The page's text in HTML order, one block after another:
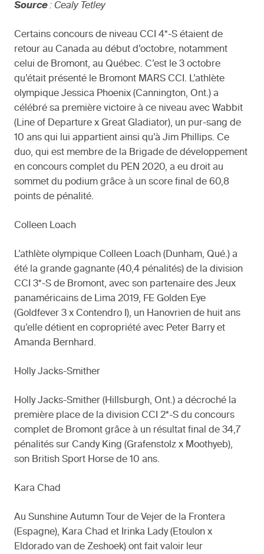
Source: Cealy Tetley
Certains concours de niveau CCI 4*-S étaient de
retour au Canada au début d’octobre, notamment
celui de Bromont, au Québec. C’est le 3 octobre
qu’était présenté le Bromont MARS CCI. L’athlète
olympique Jessica Phoenix (Cannington, Ont.) a
célébré sa première victoire à ce niveau avec Wabbit
(Line of Departure x Great Gladiator), un pur-sang de
10 ans qui lui appartient ainsi qu’à Jim Phillips. Ce
duo, qui est membre de la Brigade de développement
en concours complet du PEN 2020, a eu droit au
sommet du podium grâce à un score final de 60,8
points de pénalité.
Colleen Loach
L’athlète olympique Colleen Loach (Dunham, Qué.) a
été la grande gagnante (40,4 pénalités) de la division
CCI 3*-S de Bromont, avec son partenaire des Jeux
panaméricains de Lima 2019, FE Golden Eye
(Goldfever 3 x Contendro I), un Hanovrien de huit ans
qu’elle détient en copropriété avec Peter Barry et
Amanda Bernhard.
Holly Jacks-Smither
Holly Jacks-Smither (Hillsburgh, Ont.) a décroché la
première place de la division CCI 2*-S du concours
complet de Bromont grâce à un résultat final de 34,7
pénalités sur Candy King (Grafenstolz x Moothyeb),
son British Sport Horse de 10 ans.
Kara Chad
Au Sunshine Autumn Tour de Vejer de la Frontera
(Espagne), Kara Chad et Irinka Lady (Etoulon x
Eldorado van de Zeshoek) ont fait valoir leur